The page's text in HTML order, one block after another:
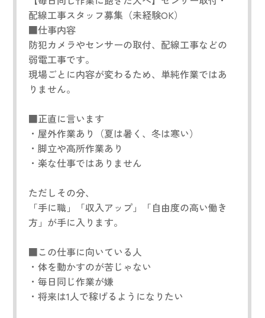
配線工事スタッフ募集（未経験OK）
■仕事内容
防犯カメラやセンサーの取付、配線工事などの
弱電工事です。
現場ごとに内容が変わるため、単純作業ではあ
りません。
■正直に言います
・屋外作業あり（夏は暑く、冬は寒い）
・脚立や高所作業あり
・楽な仕事ではありません
ただしその分、
「手に職」「収入アップ」「自由度の高い働き
方」が手に入ります。
■この仕事に向いている人
・体を動かすのが苦じゃない
・毎日同じ作業が嫌
・将来は1人で稼げるようになりたい